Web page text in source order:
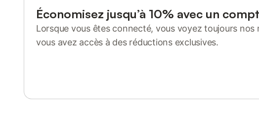
Économisez jusqu’à 10% avec un
Lorsque vous êtes connecté, vous voyez toujours nos
vous avez accès à des réductions exclusives.